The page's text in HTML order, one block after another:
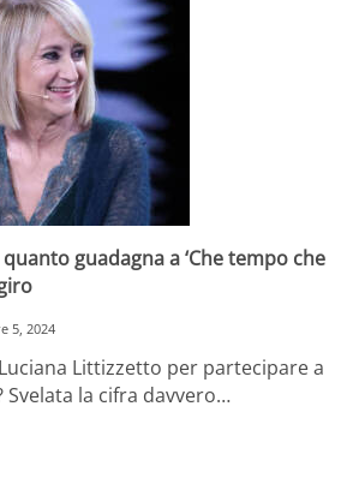
guadagna a ‘Che tempo che
5, 2024
Littizzetto per partecipare a
Svelata la cifra davvero…